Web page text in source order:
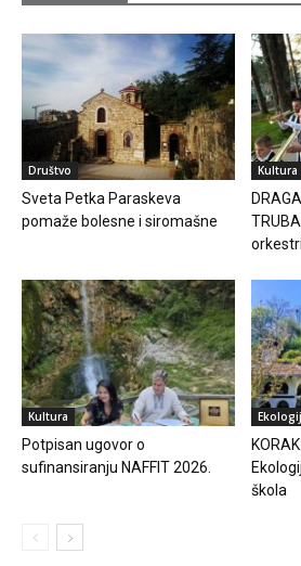
Društvo
Sveta Petka Paraskeva
pomaže bolesne i siromašne
Kultura
orkestri
Kultura
Potpisan ugovor o
sufinansiranju NAFFIT 2026.
škola